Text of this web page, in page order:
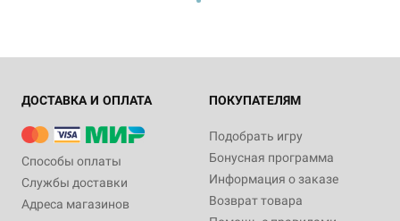
ДОСТАВКА И ОПЛАТА
Способы оплаты
Службы доставки
Адреса магазинов
ПОКУПАТЕЛЯМ
Подобрать игру
Бонусная программа
Информация о заказе
Возврат товара